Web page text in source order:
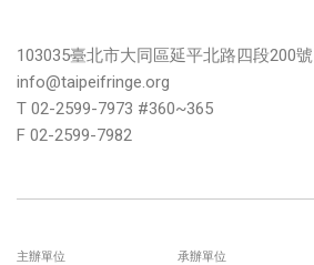
103035臺北市大同區延平北路四段200號
info@taipeifringe.org
T 02-2599-7973 #360~365
F 02-2599-7982
主辦單位 承辦單位